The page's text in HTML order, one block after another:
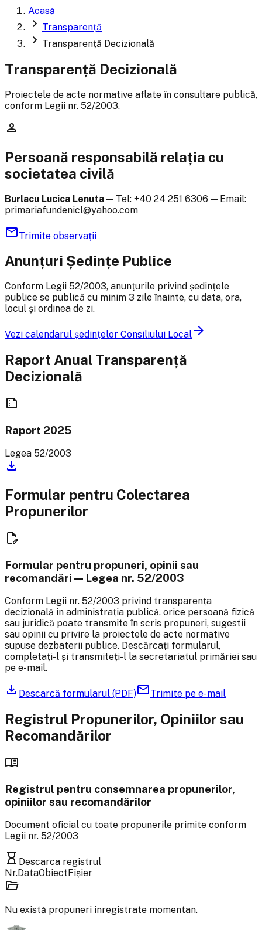
Acasă
chevron_right Transparență
chevron_right Transparență Decizională
Transparență Decizională
Proiectele de acte normative aflate în consultare publică,
conform Legii nr. 52/2003.
person
Persoană responsabilă relația cu
societatea civilă
Burlacu Lucica Lenuta — Tel: +40 24 251 6306 — Email:
primariafundenicl@yahoo.com
mailTrimite observații
Anunțuri Ședințe Publice
Conform Legii 52/2003, anunțurile privind ședințele
publice se publică cu minim 3 zile înainte, cu data, ora,
locul și ordinea de zi.
Vezi calendarul ședințelor Consiliului Local arrow_forward
Raport Anual Transparență
Decizională
summarize
Raport 2025
Legea 52/2003
download
Formular pentru Colectarea
Propunerilor
edit_document
Formular pentru propuneri, opinii sau
recomandări — Legea nr. 52/2003
Conform Legii nr. 52/2003 privind transparența
decizională în administrația publică, orice persoană fizică
sau juridică poate transmite în scris propuneri, sugestii
sau opinii cu privire la proiectele de acte normative
supuse dezbaterii publice. Descărcați formularul,
completați-l și transmiteți-l la secretariatul primăriei sau
pe e-mail.
download Descarcă formularul (PDF)mailTrimite pe e-mail
Registrul Propunerilor, Opiniilor sau
Recomandărilor
menu_book
Registrul pentru consemnarea propunerilor,
opiniilor sau recomandărilor
Document oficial cu toate propunerile primite conform
Legii nr. 52/2003
hourglass_empty Descarca registrul
Nr.DataObiectFișier
folder_open
Nu există propuneri înregistrate momentan.